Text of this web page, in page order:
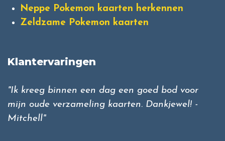
Neppe Pokemon kaarten herkennen
Zeldzame Pokemon kaarten
Klantervaringen
"Ik kreeg binnen een dag een goed bod voor
mijn oude verzameling kaarten. Dankjewel! -
Mitchell"